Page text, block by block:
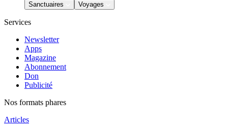
Sanctuaires
Voyages
Services
Newsletter
Apps
Magazine
Abonnement
Don
Publicité
Nos formats phares
Articles